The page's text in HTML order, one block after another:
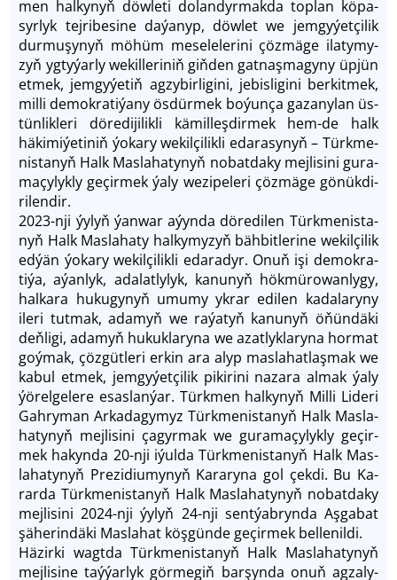
men hal­ky­nyň döw­le­ti do­lan­dyr­mak­da top­lan kö­pa­
syr­lyk tej­ri­be­si­ne da­ýa­nyp, döw­let we jem­gy­ýet­çi­lik
dur­mu­şy­nyň mö­hüm me­se­le­le­ri­ni çöz­mä­ge ila­ty­my­
zyň yg­ty­ýar­ly we­kil­le­ri­niň giň­den gatnaş­ma­gy­ny üp­jün
et­mek, jem­gy­ýe­tiň ag­zy­birli­gi­ni, je­bis­li­gi­ni ber­kit­mek,
mil­li demokratiýany ös­dür­mek bo­ýun­ça ga­za­ny­lan üs­
tün­lik­le­ri dö­re­di­ji­lik­li kä­mil­leş­dir­mek hem-­de halk
häki­mi­ýe­ti­niň ýo­ka­ry we­kil­çi­lik­li edarasynyň – Türk­me­
nis­ta­nyň Halk Mas­la­ha­ty­nyň no­batda­ky mej­li­si­ni gu­ra­
ma­çy­lyk­ly ge­çir­mek ýa­ly we­zi­pe­le­ri çöz­mä­ge gö­nük­di­
ri­len­dir.
2023­-nji ýy­lyň ýan­wa­r aýyn­da döredilen Türk­me­nis­ta­
nyň Halk Mas­la­ha­ty hal­ky­my­zyň bäh­bit­le­ri­ne we­kil­çi­lik
ed­ýän ýo­ka­ry we­kil­çilik­li eda­ra­dyr. Onuň işi de­mok­ra­
ti­ýa, aýan­lyk, ada­lat­ly­lyk, ka­nu­nyň hökmüro­wan­ly­gy,
halka­ra hu­ku­gy­nyň umu­my yk­rar edi­len ka­da­lary­ny
ile­ri tut­mak, ada­myň we ra­ýa­tyň ka­nunyň öňün­dä­ki
deň­li­gi, ada­myň hukuk­la­ry­na we azat­lyk­la­ry­na hor­mat
goý­mak, çöz­güt­le­ri er­kin ara alyp mas­la­hat­laş­mak we
ka­bul etmek, jem­gy­ýet­çi­lik pi­ki­ri­ni na­za­ra al­mak ýaly
ýö­rel­ge­le­re esas­lan­ýar. Türk­men hal­ky­nyň Mil­li Li­de­ri
Gah­ry­man Ar­ka­da­gy­myz Türk­menis­ta­nyň Halk Mas­la­
ha­ty­nyň mej­li­si­ni ça­gyrmak we gu­ra­ma­çy­lyk­ly ge­çir­
mek ha­kyn­da 20-­nji iýul­da Türk­me­nis­ta­nyň Halk Mas­
la­haty­nyň Pre­zi­diu­my­nyň Ka­ra­ry­na gol çek­di. Bu Ka­
rar­da Türk­me­nis­ta­nyň Halk Mas­la­ha­tynyň no­bat­da­ky
mej­li­si­ni 2024-nji ýy­lyň 24-­nji sent­ýab­ryn­da Aş­ga­bat
şä­he­rin­däki Mas­la­hat köş­gün­de ge­çir­mek bel­le­nil­di.
Hä­zir­ki wagt­da Türk­me­nis­ta­nyň Halk Masla­ha­ty­nyň
mej­li­si­ne taýýar­lyk gör­me­giň barşyn­da onuň ag­za­ly­